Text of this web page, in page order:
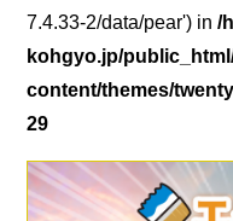
7.4.33-2/data/pear') in/
kohgyo.jp/
content/themes/
29